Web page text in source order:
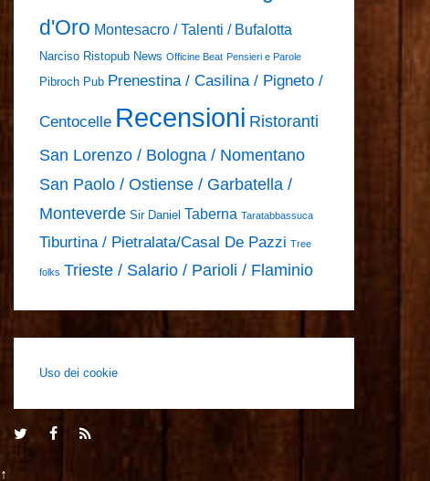
d'Oro Montesacro / Talenti / Bufalotta
Narciso Ristopub News Officine Beat Pensieri e Parole
Pibroch Pub Prenestina / Casilina / Pigneto /
Centocelle Recensioni Ristoranti
San Lorenzo / Bologna / Nomentano
San Paolo / Ostiense / Garbatella /
Monteverde Sir Daniel Taberna Taratabbassuca
Tiburtina / Pietralata/Casal De Pazzi Tree
folks Trieste / Salario / Parioli / Flaminio
Uso dei cookie
↑